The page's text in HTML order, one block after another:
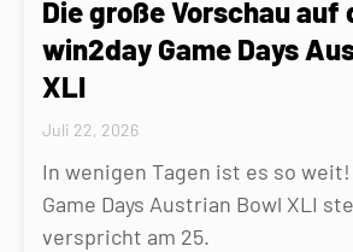
Die große Vorschau auf
win2day Game Days
XLI
Juli 22, 2026
In wenigen Tagen ist es so
Game Days Austrian Bowl XLI
verspricht am 25.